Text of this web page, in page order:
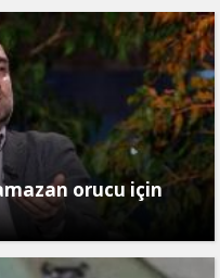
orucu için